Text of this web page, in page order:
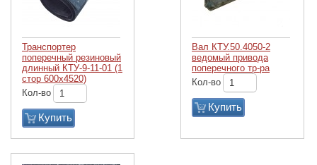
Транспортер
поперечный резиновый
длинный КТУ-9-11-01 (1
стор 600х4520)
Кол-во
Купить
Вал КТУ.50.4050-2
ведомый привода
поперечного тр-ра
Кол-во
Купить